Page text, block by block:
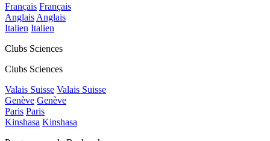
Français Français
Anglais Anglais
Italien Italien
Clubs Sciences
Clubs Sciences
Valais Suisse Valais Suisse
Genève Genève
Paris Paris
Kinshasa Kinshasa